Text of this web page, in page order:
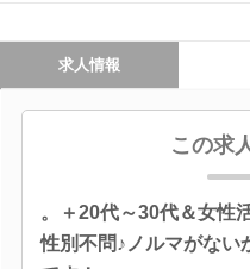
求人情報
この求
。＋20代～30代＆女性
性別不問♪ノルマがない